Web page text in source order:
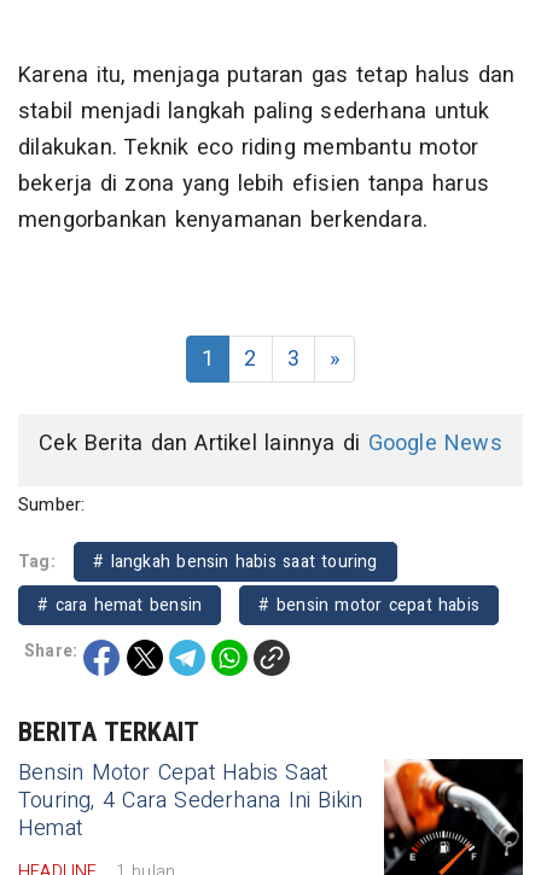
Karena itu, menjaga putaran gas tetap halus dan
stabil menjadi langkah paling sederhana untuk
dilakukan. Teknik eco riding membantu motor
bekerja di zona yang lebih efisien tanpa harus
mengorbankan kenyamanan berkendara.
1 2 3 »
Cek Berita dan Artikel lainnya di Google News
Sumber:
Tag:
# langkah bensin habis saat touring
# cara hemat bensin
# bensin motor cepat habis
Share:
BERITA TERKAIT
Bensin Motor Cepat Habis Saat
Touring, 4 Cara Sederhana Ini Bikin
Hemat